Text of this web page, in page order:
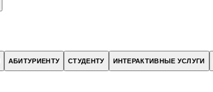
АБИТУРИЕНТУ СТУДЕНТУ ИНТЕРАКТИВНЫЕ УСЛУГИ